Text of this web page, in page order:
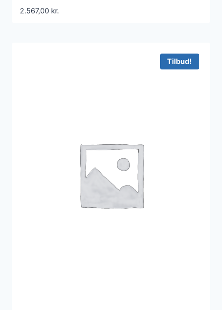
3,595 L – Støvpose
2.567,00 kr.
Tilbud!